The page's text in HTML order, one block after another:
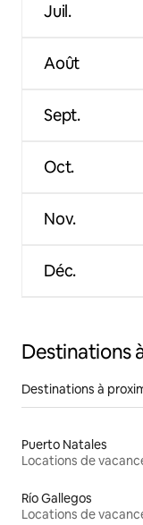
Juil.
Août
Sept.
Oct.
Nov.
Déc.
Destinations
Destinations à
Puerto Natales
Locations de
Río Gallegos
Locations de